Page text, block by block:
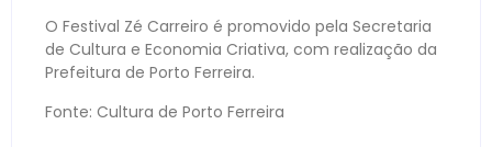
O Festival Zé Carreiro é promovido pela Secretaria
de Cultura e Economia Criativa, com realização da
Prefeitura de Porto Ferreira.
Fonte: Cultura de Porto Ferreira